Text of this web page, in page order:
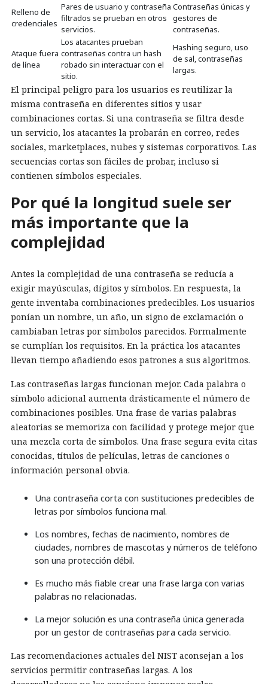
Relleno de
credenciales
Pares de usuario y contraseña
filtrados se prueban en otros
servicios.
Contraseñas únicas y
gestores de
contraseñas.
Ataque fuera
de línea
Los atacantes prueban
contraseñas contra un hash
robado sin interactuar con el
sitio.
Hashing seguro, uso
de sal, contraseñas
largas.
El principal peligro para los usuarios es reutilizar la
misma contraseña en diferentes sitios y usar
combinaciones cortas. Si una contraseña se filtra desde
un servicio, los atacantes la probarán en correo, redes
sociales, marketplaces, nubes y sistemas corporativos. Las
secuencias cortas son fáciles de probar, incluso si
contienen símbolos especiales.
Por qué la longitud suele ser
más importante que la
complejidad
Antes la complejidad de una contraseña se reducía a
exigir mayúsculas, dígitos y símbolos. En respuesta, la
gente inventaba combinaciones predecibles. Los usuarios
ponían un nombre, un año, un signo de exclamación o
cambiaban letras por símbolos parecidos. Formalmente
se cumplían los requisitos. En la práctica los atacantes
llevan tiempo añadiendo esos patrones a sus algoritmos.
Las contraseñas largas funcionan mejor. Cada palabra o
símbolo adicional aumenta drásticamente el número de
combinaciones posibles. Una frase de varias palabras
aleatorias se memoriza con facilidad y protege mejor que
una mezcla corta de símbolos. Una frase segura evita citas
conocidas, títulos de películas, letras de canciones o
información personal obvia.
Una contraseña corta con sustituciones predecibles de
letras por símbolos funciona mal.
Los nombres, fechas de nacimiento, nombres de
ciudades, nombres de mascotas y números de teléfono
son una protección débil.
Es mucho más fiable crear una frase larga con varias
palabras no relacionadas.
La mejor solución es una contraseña única generada
por un gestor de contraseñas para cada servicio.
Las recomendaciones actuales del NIST aconsejan a los
servicios permitir contraseñas largas. A los